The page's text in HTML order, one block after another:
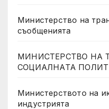
Министерство на
съобщенията
МИНИСТЕРСТВО НА
СОЦИАЛНАТА
Министерството на
индустрията